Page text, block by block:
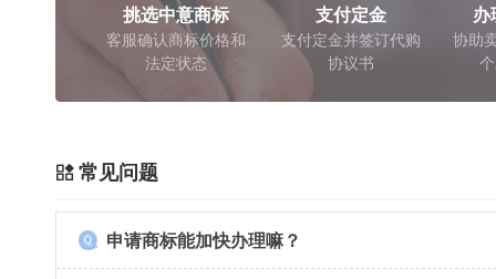
挑选中意商标
客服确认商标价格和
法定状态
支付定金
支付定金并签订代购
协议书
办
协助
常见问题
申请商标能加快办理嘛？